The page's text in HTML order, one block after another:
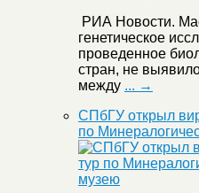
РИА Новости.
генетическое
проведенное
стран, не
между ... →
СПбГУ открыл
по